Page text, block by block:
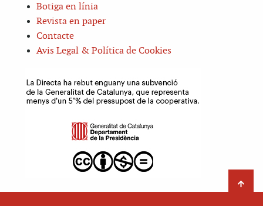
Botiga en línia
Revista en paper
Contacte
Avis Legal & Política de Cookies